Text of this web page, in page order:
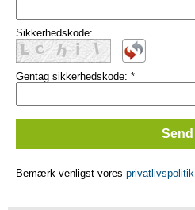
Sikkerhedskode:
Gentag sikkerhedskode: *
Bemærk venligst vores privatlivspolitik